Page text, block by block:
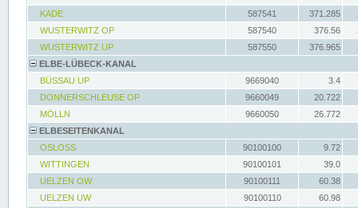
KADE
587541 371.285
WUSTERWITZ OP
587540 376.56
WUSTERWITZ UP
587550 376.965
ELBE-LÜBECK-KANAL
BÜSSAU UP
9669040
3.4
DONNERSCHLEUSE OP
9660049
20.722
MÖLLN
9660050
26.772
ELBESEITENKANAL
OSLOSS
90100100
9.72
WITTINGEN
90100101
39.0
UELZEN OW
90100111
60.38
UELZEN UW
90100110
60.98